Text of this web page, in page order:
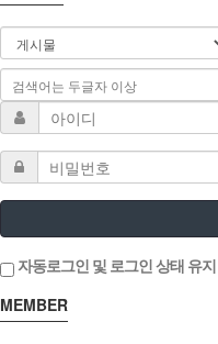
자동로그인 및 로그인 상태 유지
MEMBER